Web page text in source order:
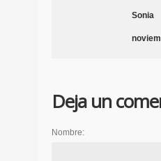
Sonia
Deja un
Nombre: